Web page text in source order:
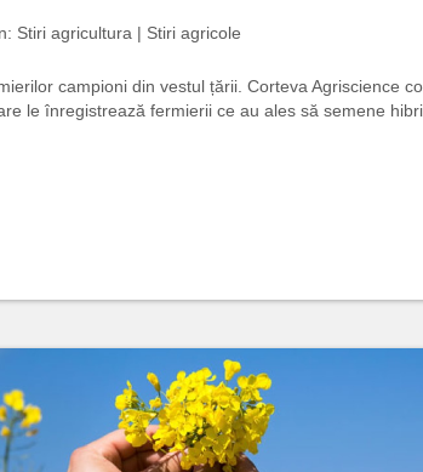
Stiri agricultura | Stiri agricole
campioni din vestul țării. Corteva Agriscience
le înregistrează fermierii ce au ales să semene